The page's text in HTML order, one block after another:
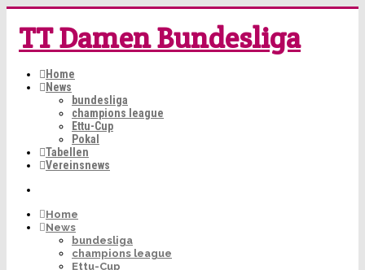
TT Damen Bundesliga
Home
News
bundesliga
champions league
Ettu-Cup
Pokal
Tabellen
Vereinsnews
Home
News
bundesliga
champions league
Ettu-Cup